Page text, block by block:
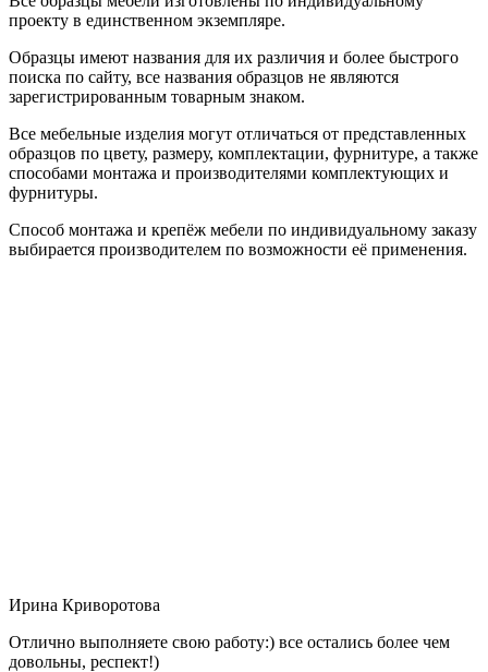
проекту в единственном экземпляре.
Образцы имеют названия для их различия и более быстрого
поиска по сайту, все названия образцов не являются
зарегистрированным товарным знаком.
Все мебельные изделия могут отличаться от представленных
образцов по цвету, размеру, комплектации, фурнитуре, а также
способами монтажа и производителями комплектующих и
фурнитуры.
Способ монтажа и крепёж мебели по индивидуальному заказу
выбирается производителем по возможности её применения.
Ирина Криворотова
Отлично выполняете свою работу:) все остались более чем
довольны, респект!)